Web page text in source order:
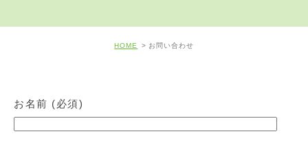
HOME お問い合わせ
お名前 (必須)